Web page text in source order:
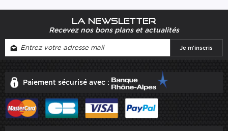
La newsletter
Recevez nos bons plans et actualités
Paiement sécurisé avec :